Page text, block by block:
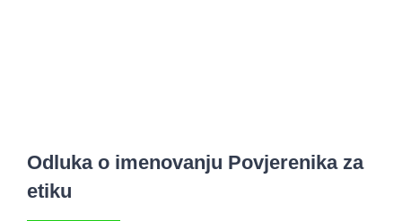
Odluka o imenovanju Povjerenika za
etiku